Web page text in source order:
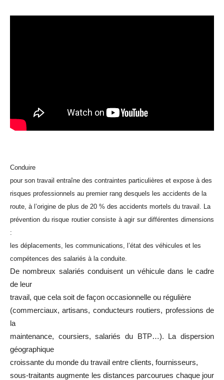
Conduire
pour son travail entraîne des contraintes particulières et expose à des
risques professionnels au premier rang desquels les accidents de la
route, à l’origine de plus de 20 % des accidents mortels du travail. La
prévention du risque routier consiste à agir sur différentes dimensions
:
les déplacements, les communications, l’état des véhicules et les
compétences des salariés à la conduite.
De nombreux salariés conduisent un véhicule dans le cadre
de leur
travail, que cela soit de façon occasionnelle ou régulière
(commerciaux, artisans, conducteurs routiers, professions de
la
maintenance, coursiers, salariés du BTP…). La dispersion
géographique
croissante du monde du travail entre clients, fournisseurs,
sous-traitants augmente les distances parcourues chaque jour